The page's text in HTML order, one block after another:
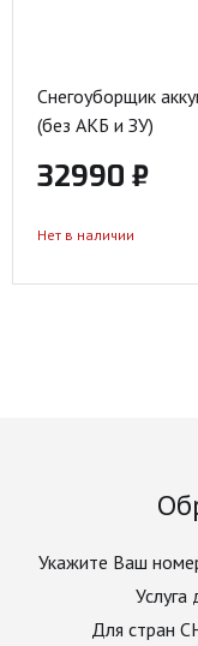
Снегоуборщик
(без АКБ и ЗУ)
32990 ₽
Нет в наличии
Укажите Ваш
Для стран